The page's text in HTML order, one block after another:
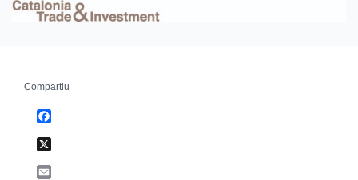
Compartiu